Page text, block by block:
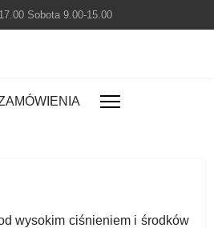
Sobota 9.00-15.00
wysokim ciśnieniem i środków